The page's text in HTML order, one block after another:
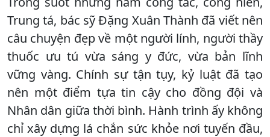
Trung tá, bác sỹ Đặng Xuân Thành đã viết nên
câu chuyện đẹp về một người lính, người thầy
thuốc ưu tú vừa sáng y đức, vừa bản lĩnh
vững vàng. Chính sự tận tụy, kỷ luật đã tạo
nên một điểm tựa tin cậy cho đồng đội và
Nhân dân giữa thời bình. Hành trình ấy không
chỉ xây dựng lá chắn sức khỏe nơi tuyến đầu,